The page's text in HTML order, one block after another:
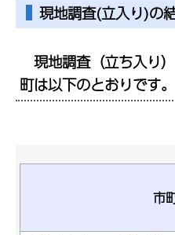
現地調査(立入り)の
現地調査（立ち入り
町は以下のとおりです。
市